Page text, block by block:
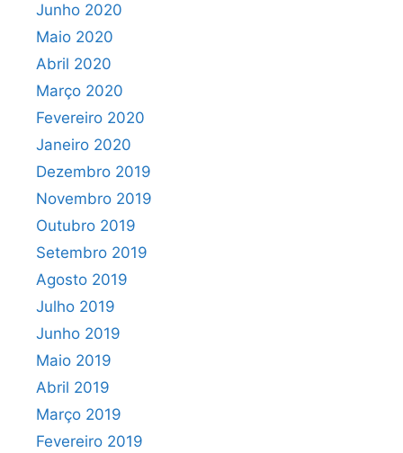
Junho 2020
Maio 2020
Abril 2020
Março 2020
Fevereiro 2020
Janeiro 2020
Dezembro 2019
Novembro 2019
Outubro 2019
Setembro 2019
Agosto 2019
Julho 2019
Junho 2019
Maio 2019
Abril 2019
Março 2019
Fevereiro 2019